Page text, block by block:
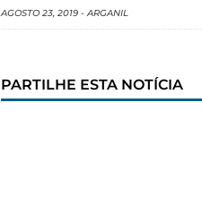
AGOSTO 23, 2019 -ARGANIL
PARTILHE ESTA NOTÍCIA